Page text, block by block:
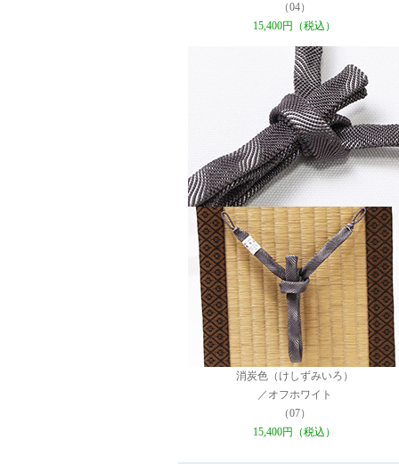
（04）
15,400円（税込）
消炭色（けしずみいろ）
／オフホワイト
（07）
15,400円（税込）